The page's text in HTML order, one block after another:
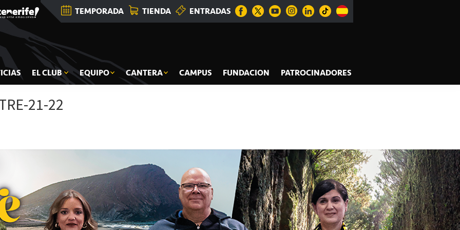
TEMPORADA TIENDA ENTRADAS
EL CLUB EQUIPO CANTERA CAMPUS FUNDACION PATROCINADORES
21-22